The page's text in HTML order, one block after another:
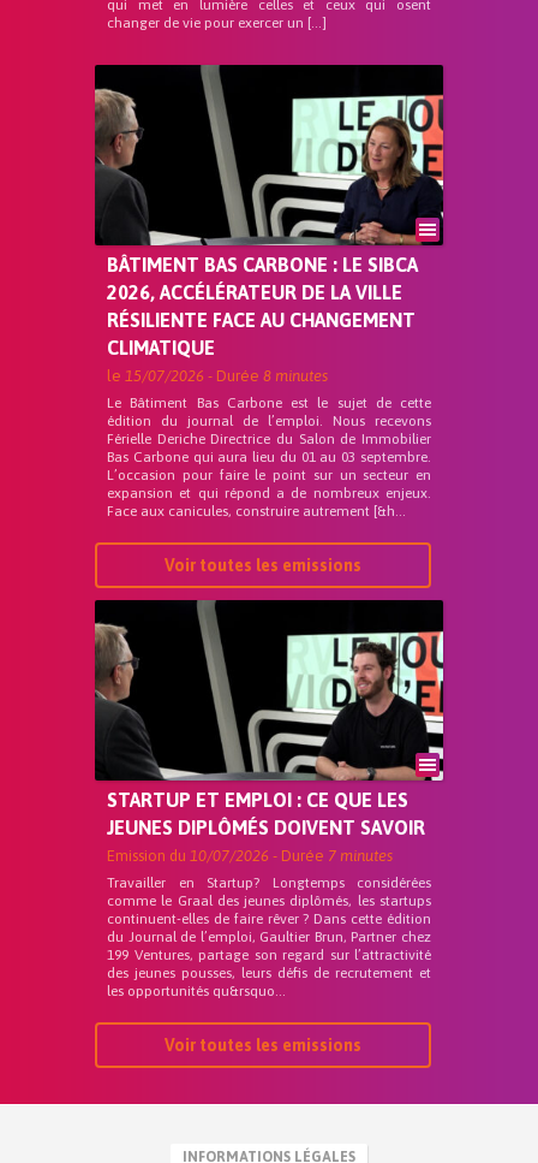
qui met en lumière celles et ceux qui osent
changer de vie pour exercer un […]
BÂTIMENT BAS CARBONE : LE SIBCA
2026, ACCÉLÉRATEUR DE LA VILLE
RÉSILIENTE FACE AU CHANGEMENT
CLIMATIQUE
le 15/07/2026 - Durée 8 minutes
Le Bâtiment Bas Carbone est le sujet de cette
édition du journal de l’emploi. Nous recevons
Férielle Deriche Directrice du Salon de Immobilier
Bas Carbone qui aura lieu du 01 au 03 septembre.
L’occasion pour faire le point sur un secteur en
expansion et qui répond a de nombreux enjeux.
Face aux canicules, construire autrement [&h...
Voir toutes les emissions
STARTUP ET EMPLOI : CE QUE LES
JEUNES DIPLÔMÉS DOIVENT SAVOIR
Emission du 10/07/2026 - Durée 7 minutes
Travailler en Startup? Longtemps considérées
comme le Graal des jeunes diplômés, les startups
continuent-elles de faire rêver ? Dans cette édition
du Journal de l’emploi, Gaultier Brun, Partner chez
199 Ventures, partage son regard sur l’attractivité
des jeunes pousses, leurs défis de recrutement et
les opportunités qu&rsquo...
Voir toutes les emissions
INFORMATIONS LÉGALES